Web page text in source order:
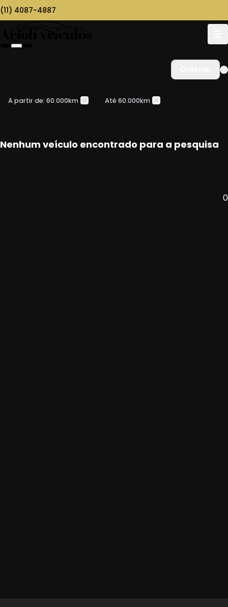
(11) 4087-4887
A partir de: 60.000km Até 60.000km
Nenhum veículo encontrado para a pesquisa
0